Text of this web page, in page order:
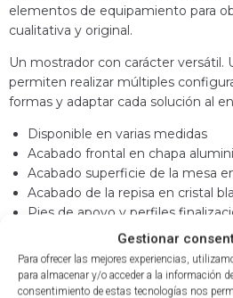
Gestionar
Para ofrecer las mejores experiencias,
para almacenar y/o acceder a la información
consentimiento de estas tecnologías nos
elementos de equipamiento para
cualitativa y original.
Un mostrador con carácter versátil.
permiten realizar múltiples
formas y adaptar cada solución al
Disponible en varias medidas
Acabado frontal en chapa
Acabado superficie de la mesa
Acabado de la repisa en cristal
Pies de apoyo y perfiles